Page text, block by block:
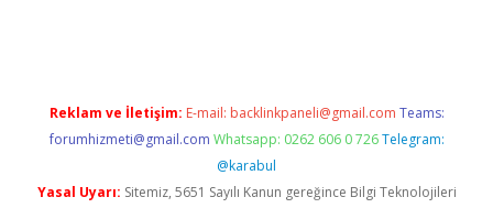
Reklam ve İletişim: E-mail: backlinkpaneli@gmail.com Teams:
forumhizmeti@gmail.com Whatsapp: 0262 606 0 726 Telegram:
@karabul
Yasal Uyarı: Sitemiz, 5651 Sayılı Kanun gereğince Bilgi Teknolojileri